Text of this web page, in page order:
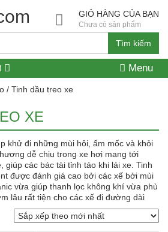
Tìm kiếm
GIỎ HÀNG CỦA BẠN
Chưa có sản phẩm
Menu
/ Tinh dầu treo xe
XE
khử đi những mùi hôi, ẩm mốc và khỏi
dễ chịu trong xe hơi mang tới
giúp các bác tài tỉnh táo khi lái xe. Tinh
được đánh giá cao bởi các xế bởi mùi
vừa giúp thanh lọc không khí vừa phù
lâu rất tiện cho các xế đi đường dài